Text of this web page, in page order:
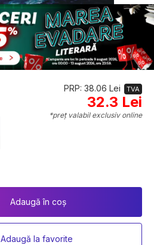
PRP: 38.06 Lei TVA
32.3 Lei
*preț valabil exclusiv online
Adaugă în coș
Adaugă la favorite